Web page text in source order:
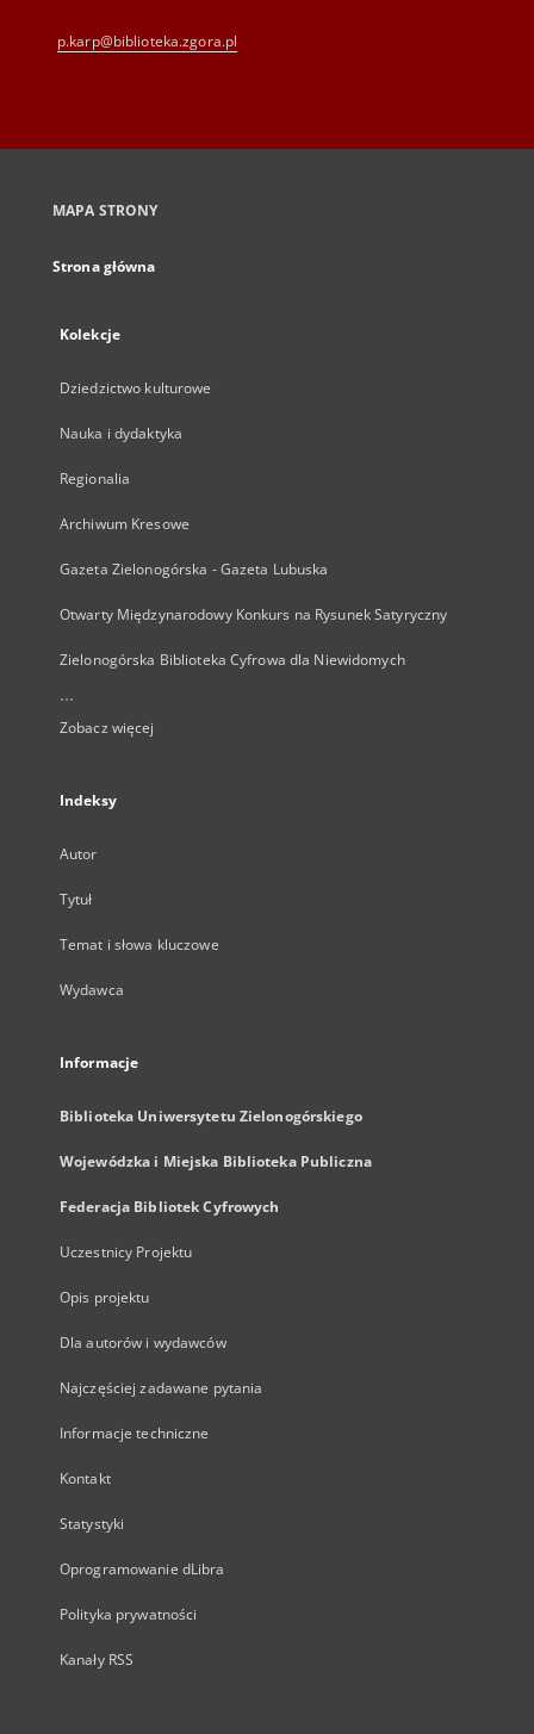
p.karp@biblioteka.zgora.pl
MAPA STRONY
Strona główna
Kolekcje
Dziedzictwo kulturowe
Nauka i dydaktyka
Regionalia
Archiwum Kresowe
Gazeta Zielonogórska - Gazeta Lubuska
Otwarty Międzynarodowy Konkurs na Rysunek Satyryczny
Zielonogórska Biblioteka Cyfrowa dla Niewidomych
...
Zobacz więcej
Indeksy
Autor
Tytuł
Temat i słowa kluczowe
Wydawca
Informacje
Biblioteka Uniwersytetu Zielonogórskiego
Wojewódzka i Miejska Biblioteka Publiczna
Federacja Bibliotek Cyfrowych
Uczestnicy Projektu
Opis projektu
Dla autorów i wydawców
Najczęściej zadawane pytania
Informacje techniczne
Kontakt
Statystyki
Oprogramowanie dLibra
Polityka prywatności
Kanały RSS